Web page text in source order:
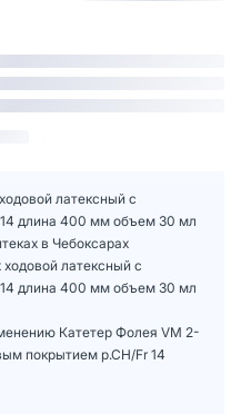
латексный с
длина 400 мм объем 30 мл
в Чебоксарах
латексный с
длина 400 мм объем 30 мл
Катетер Фолея VM 2-
покрытием р.СН/Fr 14